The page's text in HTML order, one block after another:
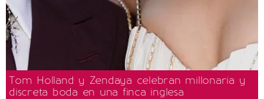
Tom Holland y Zendaya celebran millonaria y
discreta boda en una finca inglesa